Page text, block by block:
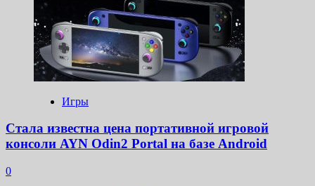
Игры
Стала известна цена портативной игровой
консоли AYN Odin2 Portal на базе Android
0